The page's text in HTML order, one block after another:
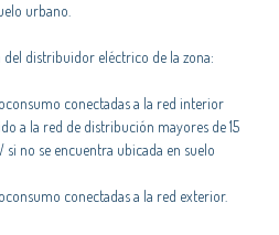
urbano.
del distribuidor eléctrico de la zona:
conectadas a la red interior
a la red de distribución mayores de 15
si no se encuentra ubicada en suelo
conectadas a la red exterior.